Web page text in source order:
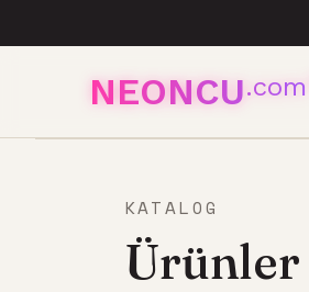
NEONCU.com
KATALOG
Ürünler